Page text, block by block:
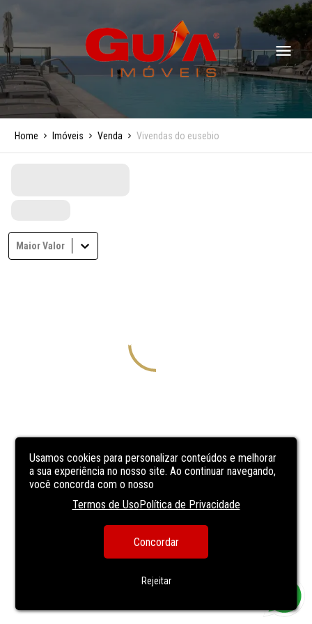
Usamos cookies para personalizar conteúdos e melhorar
a sua experiência no nosso site. Ao continuar navegando,
você concorda com o nosso
Termos de UsoPolítica de Privacidade
Concordar
Rejeitar
Home Imóveis Venda Vivendas do eusebio
Maior Valor